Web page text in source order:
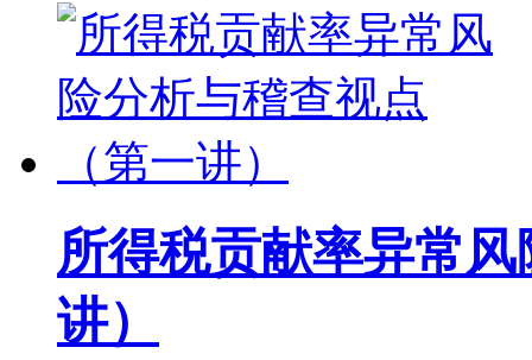
所得税贡献率异常
讲）